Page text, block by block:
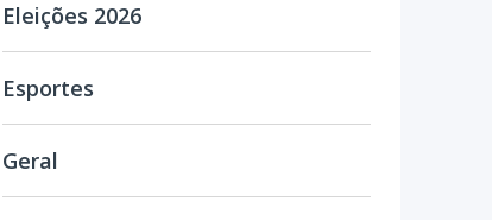
Eleições 2026
Esportes
Geral